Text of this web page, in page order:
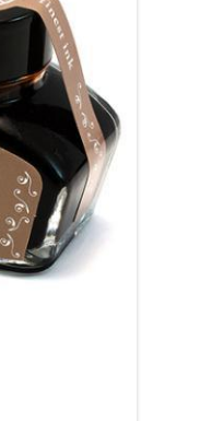
COMPARATIFS ORANGES
COMPARATIFS ROUGES
COMPARATIFS ROSES
COMPARATIFS VIOLETS
COMPARATIFS JAUNES